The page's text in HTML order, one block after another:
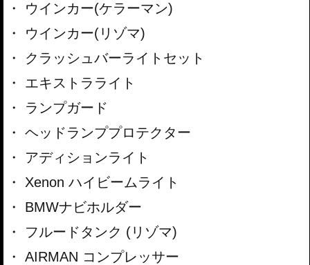
ウインカー(ケラーマン)
ウインカー(リゾマ)
クラッシュバーライトセット
エキストラライト
ランプガード
ヘッドランププロテクター
アディションライト
Xenon ハイビームライト
BMWナビホルダー
フルードタンク (リゾマ)
AIRMAN コンプレッサー